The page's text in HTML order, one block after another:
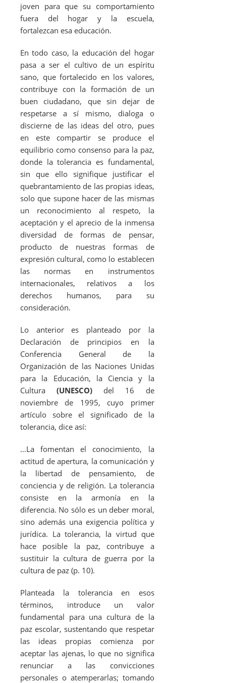
joven para que su comportamiento
fuera del hogar y la escuela,
fortalezcan esa educación.
En todo caso, la educación del hogar
pasa a ser el cultivo de un espíritu
sano, que fortalecido en los valores,
contribuye con la formación de un
buen ciudadano, que sin dejar de
respetarse a sí mismo, dialoga o
discierne de las ideas del otro, pues
en este compartir se produce el
equilibrio como consenso para la paz,
donde la tolerancia es fundamental,
sin que ello signifique justificar el
quebrantamiento de las propias ideas,
solo que supone hacer de las mismas
un reconocimiento al respeto, la
aceptación y el aprecio de la inmensa
diversidad de formas de pensar,
producto de nuestras formas de
expresión cultural, como lo establecen
las normas en instrumentos
internacionales, relativos a los
derechos humanos, para su
consideración.
Lo anterior es planteado por la
Declaración de principios en la
Conferencia General de la
Organización de las Naciones Unidas
para la Educación, la Ciencia y la
Cultura(UNESCO) del 16 de
noviembre de 1995, cuyo primer
artículo sobre el significado de la
tolerancia, dice así:
…La fomentan el conocimiento, la
actitud de apertura, la comunicación y
la libertad de pensamiento, de
conciencia y de religión. La tolerancia
consiste en la armonía en la
diferencia. No sólo es un deber moral,
sino además una exigencia política y
jurídica. La tolerancia, la virtud que
hace posible la paz, contribuye a
sustituir la cultura de guerra por la
cultura de paz (p. 10).
Planteada la tolerancia en esos
términos, introduce un valor
fundamental para una cultura de la
paz escolar, sustentando que respetar
las ideas propias comienza por
aceptar las ajenas, lo que no significa
renunciar a las convicciones
personales o atemperarlas; tomando